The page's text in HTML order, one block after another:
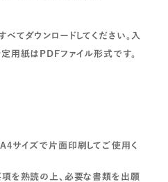
てダウンロードしてください。入
用紙はPDFファイル形式です。
サイズで片面印刷してご使用く
項を熟読の上、必要な書類を出願